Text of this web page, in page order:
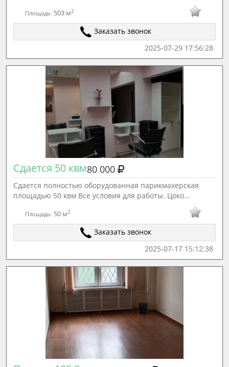
Площадь: 503 м2
Заказать звонок
2025-07-29 17:56:28
Сдается 50 квм80 000
Сдается полностью оборудованная парикмахерская
площадью 50 квм Все условия для работы. Цоко...
Площадь: 50 м2
Заказать звонок
2025-07-17 15:12:38